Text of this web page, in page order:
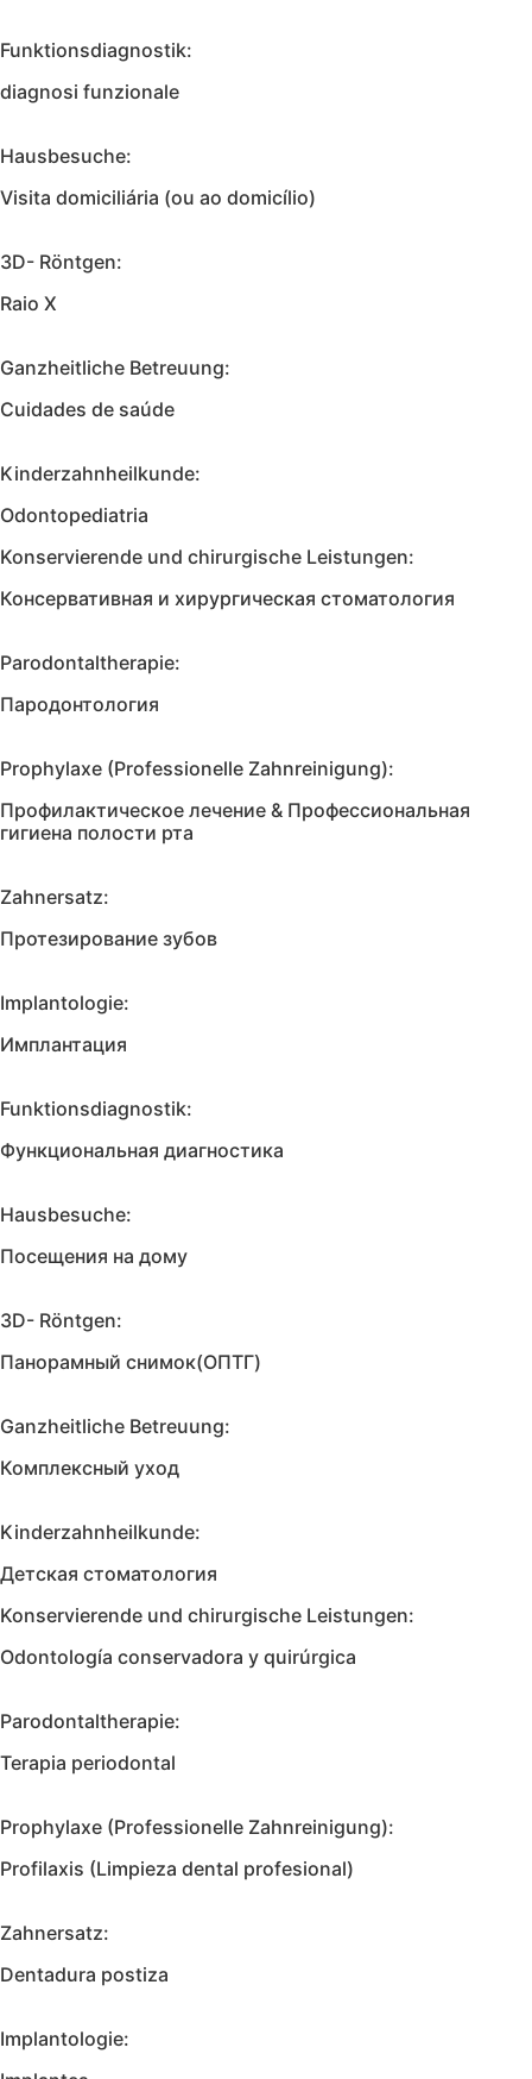
Funktionsdiagnostik:
diagnosi funzionale
Hausbesuche:
Visita domiciliária (ou ao domicílio)
3D- Röntgen:
Raio X
Ganzheitliche Betreuung:
Cuidades de saúde
Kinderzahnheilkunde:
Odontopediatria
Konservierende und chirurgische Leistungen:
Консервативная и хирургическая стоматология
Parodontaltherapie:
Пародонтология
Prophylaxe (Professionelle Zahnreinigung):
Профилактическое лечение & Профессиональная
гигиена полости рта
Zahnersatz:
Протезирование зубов
Implantologie:
Имплантация
Funktionsdiagnostik:
Функциональная диагностика
Hausbesuche:
Посещения на дому
3D- Röntgen:
Панорамный снимок(ОПТГ)
Ganzheitliche Betreuung:
Комплексный уход
Kinderzahnheilkunde:
Детская стоматология
Konservierende und chirurgische Leistungen:
Odontología conservadora y quirúrgica
Parodontaltherapie:
Terapia periodontal
Prophylaxe (Professionelle Zahnreinigung):
Profilaxis (Limpieza dental profesional)
Zahnersatz:
Dentadura postiza
Implantologie: